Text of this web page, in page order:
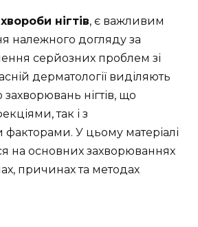
нігтів, є важливим
належного догляду за
серйозних проблем зі
дерматології виділяють
нігтів, що
так і з
У цьому матеріалі
на основних захворюваннях
причинах та методах